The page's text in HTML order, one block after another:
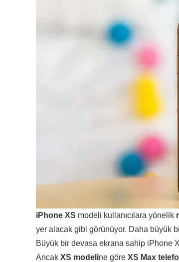
iPhone XS modeli kullanıcılara yönelik
yer alacak gibi görünüyor. Daha büyük
Büyük bir devasa ekrana sahip iPhone
Ancak XS modeline göre XS Max